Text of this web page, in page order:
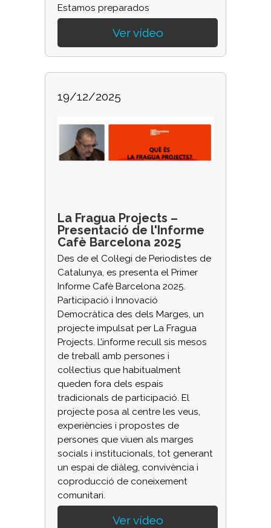
Estamos preparados
Ver vídeo
19/12/2025
La Fragua Projects –
Presentació de l'Informe
Cafè Barcelona 2025
Des de el Col·legi de Periodistes de
Catalunya, es presenta el Primer
Informe Cafè Barcelona 2025.
Participació i Innovació
Democràtica des dels Marges, un
projecte impulsat per La Fragua
Projects. L’informe recull sis mesos
de treball amb persones i
col·lectius que habitualment
queden fora dels espais
tradicionals de participació. El
projecte posa al centre les veus,
experiències i propostes de
persones que viuen als marges
socials i institucionals, tot generant
un espai de diàleg, convivència i
coproducció de coneixement
comunitari.
Ver vídeo